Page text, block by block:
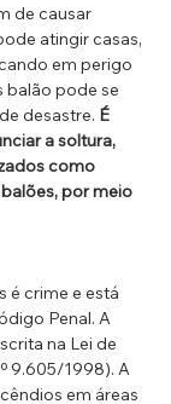
de causar
atingir casas,
em perigo
balão pode se
desastre. É
a soltura,
como
por meio
é crime e está
Penal. A
na Lei de
9.605/1998). A
em áreas